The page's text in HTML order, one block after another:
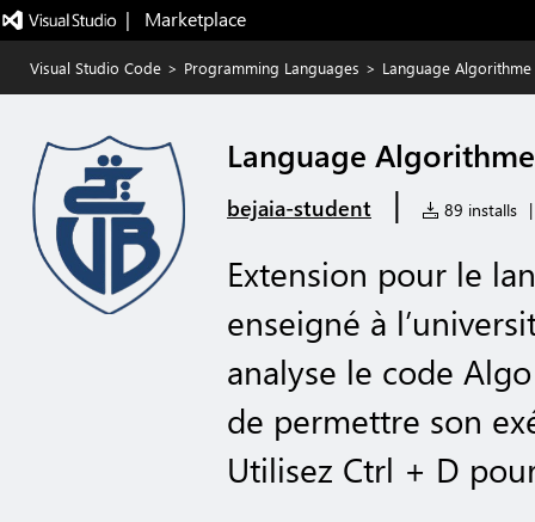
|   Marketplace
Visual Studio Code > Programming Languages > Language Algorithme
Language Algorithme
bejaia-student | 89 installs |
Extension pour le
enseigné à
analyse le code
de permettre son
Utilisez Ctrl + D